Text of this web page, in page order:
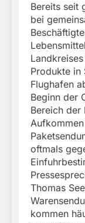
Bereits seit
bei
Produkte in
Flughafen
Beginn der
Bereich der
oftmals
Thomas
kommen